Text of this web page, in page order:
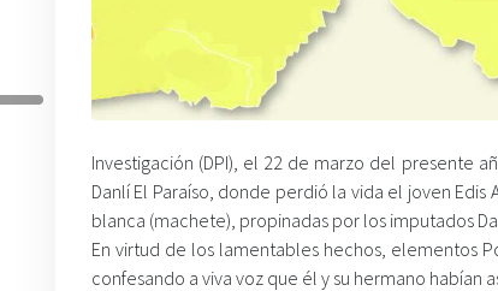
Investigación (DPI), el 22 de marzo del presente
Danlí El Paraíso, donde perdió la vida el joven
blanca (machete), propinadas por los imputados
En virtud de los lamentables hechos, elementos
confesando a viva voz que él y su hermano habían